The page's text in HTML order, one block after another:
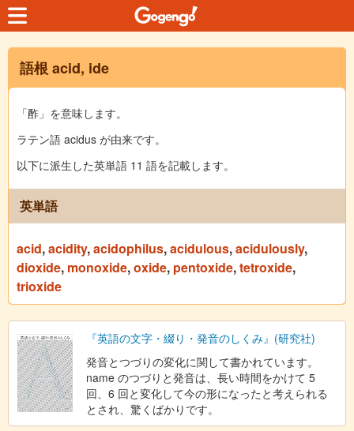
語根 acid, ide
「酢」を意味します。
ラテン語 acidus が由来です。
以下に派生した英単語 11 語を記載します。
英単語
acid,acidity,acidophilus,acidulous,acidulously,
dioxide, monoxide,oxide, pentoxide,tetroxide,
trioxide
『英語の文字・綴り・発音のしくみ』(研究社)
発音とつづりの変化に関して書かれています。
name のつづりと発音は、長い時間をかけて 5
回、6 回と変化して今の形になったと考えられる
とされ、驚くばかりです。